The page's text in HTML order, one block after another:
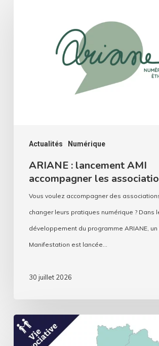
Actualités Numérique
ARIANE : lancement AMI
accompagner les
Vous voulez accompagner des
changer leurs pratiques numérique ? Dans
développement du programme ARIANE,
Manifestation est lancée…
30 juillet 2026
Webinaire
Intelligence